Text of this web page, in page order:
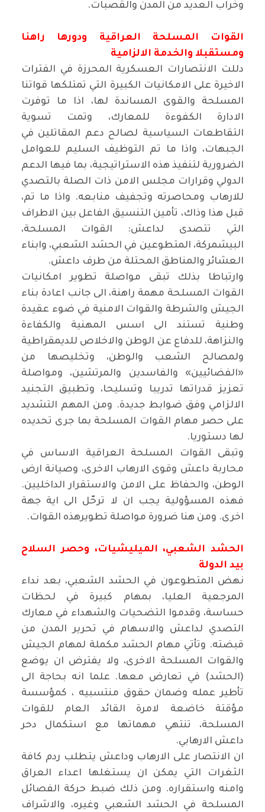
وخراب العديد من المدن والقصبات.
القوات المسلحة العراقية ودورها راهنا
ومستقبلا والخدمة الالزامية
دللت الانتصارات العسكرية المحرزة في الفترات
الاخيرة على الامكانيات الكبيرة التي تمتلكها قواتنا
المسلحة والقوى المساندة لها، اذا ما توفرت
الادارة الكفوءة للمعارك، وتمت تسوية
التقاطعات السياسية لصالح دعم المقاتلين في
الجبهات، واذا ما تم التوظيف السليم للعوامل
الضرورية لتنفيذ هذه الاستراتيجية، بما فيها الدعم
الدولي وقرارات مجلس الامن ذات الصلة بالتصدي
للارهاب ومحاصرته وتجفيف منابعه. واذا ما تم،
قبل هذا وذاك، تأمين التنسيق الفاعل بين الاطراف
التي تتصدى لداعش: القوات المسلحة،
البيشمركة، المتطوعين في الحشد الشعبي، وابناء
العشائر والمناطق المحتلة من طرف داعش.
وارتباطا بذلك تبقى مواصلة تطوير امكانيات
القوات المسلحة مهمة راهنة، الى جانب اعادة بناء
الجيش والشرطة والقوات الامنية في ضوء عقيدة
وطنية تستند الى اسس المهنية والكفاءة
والنزاهة، للدفاع عن الوطن والاخلاص للديمقراطية
ولمصالح الشعب والوطن، وتخليصها من
«الفضائيين» والفاسدين والمرتشين، ومواصلة
تعزيز قدراتها تدريبا وتسليحا، وتطبيق التجنيد
الالزامي وفق ضوابط جديدة. ومن المهم التشديد
على حصر مهام القوات المسلحة بما جرى تحديده
لها دستوريا.
وتبقى القوات المسلحة العراقية الاساس في
محاربة داعش وقوى الارهاب الاخرى، وصيانة ارض
الوطن، والحفاظ على الامن والاستقرار الداخليين.
فهذه المسؤولية يجب ان لا ترحّل الى اية جهة
اخرى. ومن هنا ضرورة مواصلة تطويرهذه القوات.
الحشد الشعبي، الميليشيات، وحصر السلاح
بيد الدولة
نهض المتطوعون في الحشد الشعبي، بعد نداء
المرجعية العليا، بمهام كبيرة في لحظات
حساسة، وقدموا التضحيات والشهداء في معارك
التصدي لداعش والاسهام في تحرير المدن من
قبضته. وتأتي مهام الحشد مكملة لمهام الجيش
والقوات المسلحة الاخرى، ولا يفترض ان يوضع
(الحشد) في تعارض معها. علما انه بحاجة الى
تأطير عمله وضمان حقوق منتسبيه ، كمؤسسة
مؤقتة خاضعة لامرة القائد العام للقوات
المسلحة، تنتهي مهماتها مع استكمال دحر
داعش الارهابي.
ان الانتصار على الارهاب وداعش يتطلب ردم كافة
الثغرات التي يمكن ان يستغلها اعداء العراق
وامنه واستقراره. ومن ذلك ضبط حركة الفصائل
المسلحة في الحشد الشعبي وغيره، والاشراف